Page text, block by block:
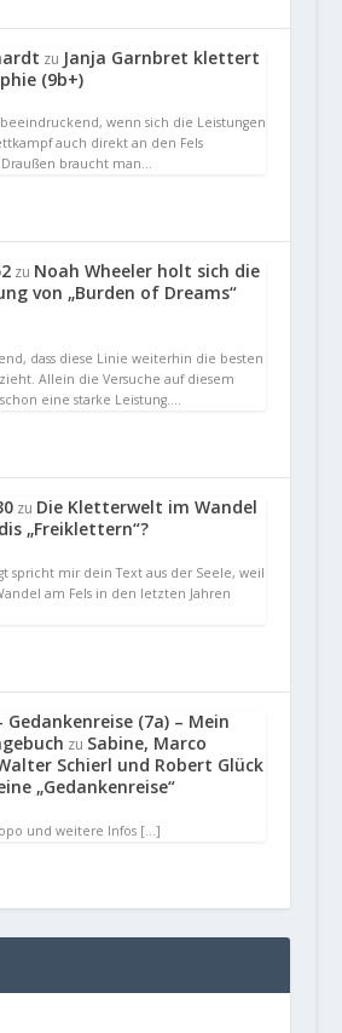
zu Janja Garnbret klettert
(9b+)
wenn sich die Leistungen
auch direkt an den Fels
braucht man…
zu Noah Wheeler holt sich die
von „Burden of Dreams“
dass diese Linie weiterhin die besten
Allein die Versuche auf diesem
eine starke Leistung.…
zu Die Kletterwelt im Wandel
„Freiklettern“?
spricht mir dein Text aus der Seele, weil
am Fels in den letzten Jahren
Gedankenreise (7a) – Mein
zu Sabine, Marco
Schierl und Robert Glück
„Gedankenreise“
und weitere Infos […]